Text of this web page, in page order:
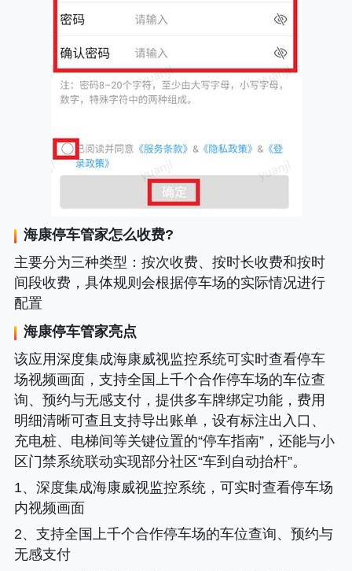
海康停车管家怎么收费?
主要分为三种类型 ：按次收费、按时长收费和按时
间段收费，具体规则会根据停车场的实际情况进行
配置
海康停车管家亮点
该应用深度集成海康威视监控系统可实时查看停车
场视频画面，支持全国上千个合作停车场的车位查
询、预约与无感支付，提供多车牌绑定功能，费用
明细清晰可查且支持导出账单，设有标注出入口、
充电桩、电梯间等关键位置的“停车指南”，还能与小
区门禁系统联动实现部分社区“车到自动抬杆”。
1、深度集成海康威视监控系统，可实时查看停车场
内视频画面
2、支持全国上千个合作停车场的车位查询、预约与
无感支付